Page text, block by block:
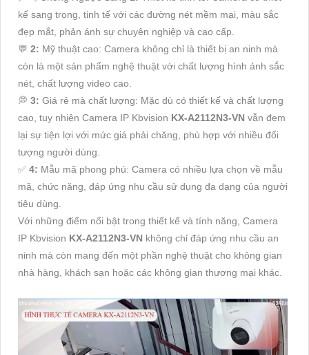
kế sang trọng, tinh tế với các đường nét mềm mại, màu sắc
đẹp mắt, phản ánh sự chuyên nghiệp và cao cấp.
💬 2: Mỹ thuật cao: Camera không chỉ là thiết bị an ninh mà
còn là một sản phẩm nghệ thuật với chất lượng hình ảnh sắc
nét, chất lượng video cao.
️💭 3: Giá rẻ mà chất lượng: Mặc dù có thiết kế và chất lượng
cao, tuy nhiên Camera IP Kbvision KX-A2112N3-VN vẫn đem
lại sự tiện lợi với mức giá phải chăng, phù hợp với nhiều đối
tượng người dùng.
️✅ 4: Mẫu mã phong phú: Camera có nhiều lựa chọn về mẫu
mã, chức năng, đáp ứng nhu cầu sử dụng đa dạng của người
tiêu dùng.
Với những điểm nổi bật trong thiết kế và tính năng, Camera
IP Kbvision KX-A2112N3-VN không chỉ đáp ứng nhu cầu an
ninh mà còn mang đến một phần nghệ thuật cho không gian
nhà hàng, khách sạn hoặc các không gian thương mại khác.